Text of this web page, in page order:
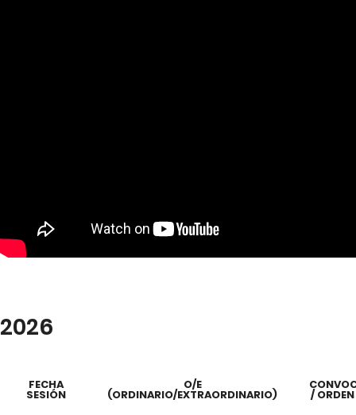
2026
FECHA
SESIÓN
O/E
(ORDINARIO/EXTRAORDINARIO) /